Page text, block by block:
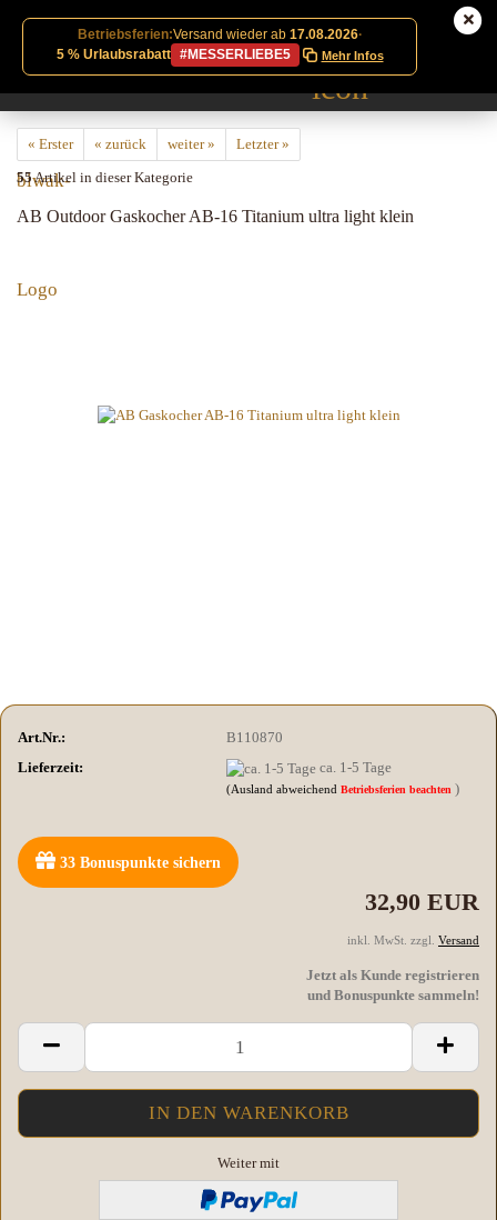
Betriebsferien:Versand wieder ab 17.08.2026·
5 % Urlaubsrabatt
#MESSERLIEBE5 Mehr Infos
« Erster « zurück weiter »
Letzter »
55Artikel in dieser Kategorie
AB Outdoor Gaskocher AB-16 Titanium ultra light klein
Art.Nr.:
B110870
Lieferzeit:
ca. 1-5 Tage
(Ausland abweichendBetriebsferien beachten )
33 Bonuspunkte sichern
32,90 EUR
inkl. MwSt. zzgl. Versand
Jetzt als Kunde registrieren
und Bonuspunkte sammeln!
Weiter mit